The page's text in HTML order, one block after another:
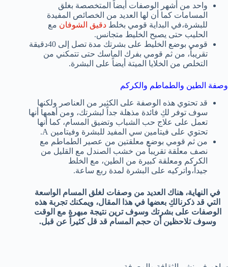
واحد من أشهر الوصفات أيضاً المتخصصة بغلق
المسامات كما أن لها العديد من الخصائص المفيدة
للبشرة،في البداية قومي بخلط دقيق الشوفان مع
الحليب حتى يصبح الخليط متجانس.
قومي بوضع الخليط على بشرتك مدة تصل إلى 40دقيقة
تقريباً، من ثم قومي بفرك الماسك حتى تتمكني من
التخلص من الخلايا الميتة أيضاً على البشرة.
وصفة الطين والطماطم والكركم
قد تحتوي هذه الوصفة على الكثير من العناصر ولكنها
سوف توفر لكِ فائدة مذهلة جداً لبشرتك، ومن أهمها أنها
تعمل على علاج حب الشباب وتضيق المسام، كما أنها
تحتوي على فيتامين سي المفيد للبشرة وفيتامين A.
من ثم قومي بوضع معلقتين من عصير الطماطم مع
نصف معلقة تقريباً من خشب الصندل مع القليل من
الكركم ومعلقة كبيرة من الطين، مع الخلط
جيداً،واتركيه على البشرة لمدة ربع ساعة.
في النهاية، هناك العديد من وصفات لغلق المسام الواسعة
التي قد ذكرنالكِ بعضها في هذا المقال، ويمكنك تجربة هذه
الوصفات على بشرتك وسوف ترين نتيجة مبهرة مع الوقت
وسوف تلاحظين أن حجم المسام قد قل كثيراً عن قبل.